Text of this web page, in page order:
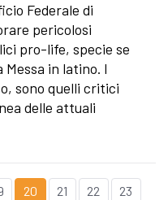
Federale di
pericolosi
pro-life, specie se
Messa in latino. I
sono quelli critici
delle attuali
20 21 22 23